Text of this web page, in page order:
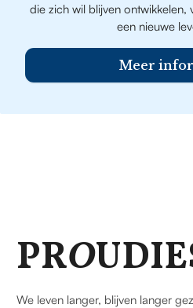
die zich wil blijven ontwikkelen,
een nieuwe
Meer
PRO
We leven langer, blijven langer